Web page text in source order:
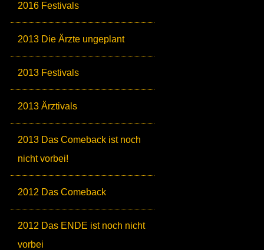
2016 Festivals
2013 Die Ärzte ungeplant
2013 Festivals
2013 Ärztivals
2013 Das Comeback ist noch
nicht vorbei!
2012 Das Comeback
2012 Das ENDE ist noch nicht
vorbei